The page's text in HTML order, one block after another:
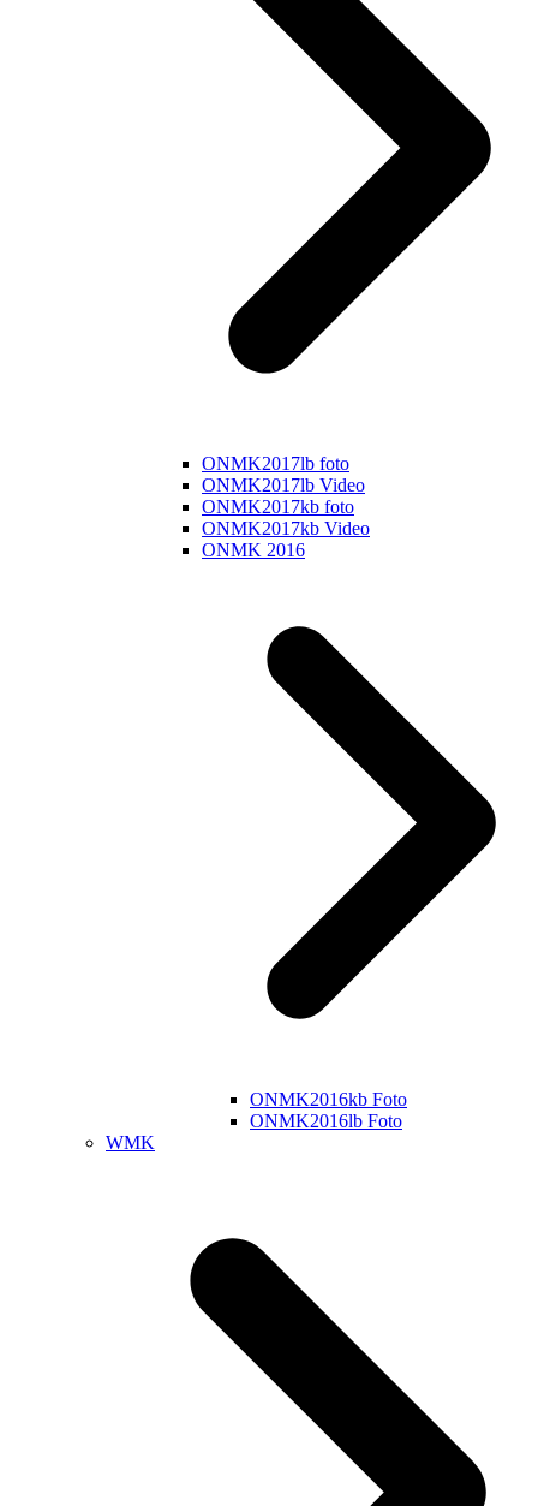
ONMK2017lb foto
ONMK2017lb Video
ONMK2017kb foto
ONMK2017kb Video
ONMK 2016
ONMK2016kb Foto
ONMK2016lb Foto
WMK